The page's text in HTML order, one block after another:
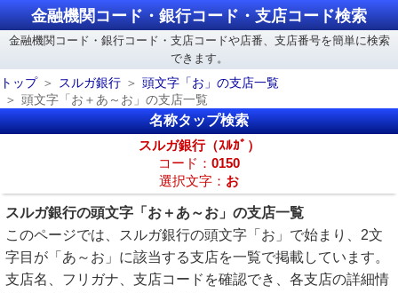
金融機関コード・銀行コード・支店コード検索
金融機関コード・銀行コード・支店コードや店番、支店番号を簡単に検索
できます。
トップ
スルガ銀行
頭文字「お」の支店一覧
頭文字「お＋あ～お」の支店一覧
名称タップ検索
スルガ銀行（ｽﾙｶﾞ）
コード： 0150
選択文字： お
スルガ銀行の頭文字「お＋あ～お」の支店一覧
このページでは、スルガ銀行の頭文字「お」で始まり、2文
字目が「あ～お」に該当する支店を一覧で掲載しています。
支店名、フリガナ、支店コードを確認でき、各支店の詳細情